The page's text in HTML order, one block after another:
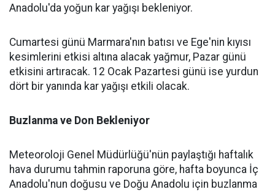
Anadolu'da yoğun kar yağışı bekleniyor.
Cumartesi günü Marmara'nın batısı ve Ege'nin kıyısı
kesimlerini etkisi altına alacak yağmur, Pazar günü
etkisini artıracak. 12 Ocak Pazartesi günü ise yurdun
dört bir yanında kar yağışı etkili olacak.
Buzlanma ve Don Bekleniyor
Meteoroloji Genel Müdürlüğü'nün paylaştığı haftalık
hava durumu tahmin raporuna göre, hafta boyunca İç
Anadolu'nun doğusu ve Doğu Anadolu için buzlanma